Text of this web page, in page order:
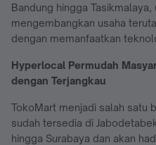
Bandung hingga
mengembangkan usaha
dengan memanfaatkan
Hyperlocal Permudah
dengan Terjangkau
TokoMart menjadi salah satu
sudah tersedia di
hingga Surabaya dan akan